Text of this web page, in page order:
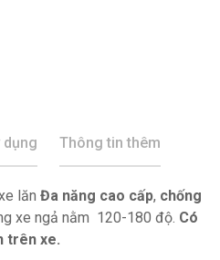
dụng Thông tin thêm
lăn Đa năng cao cấp, chống
xe ngả nằm 120-180 độ. Có
trên xe.